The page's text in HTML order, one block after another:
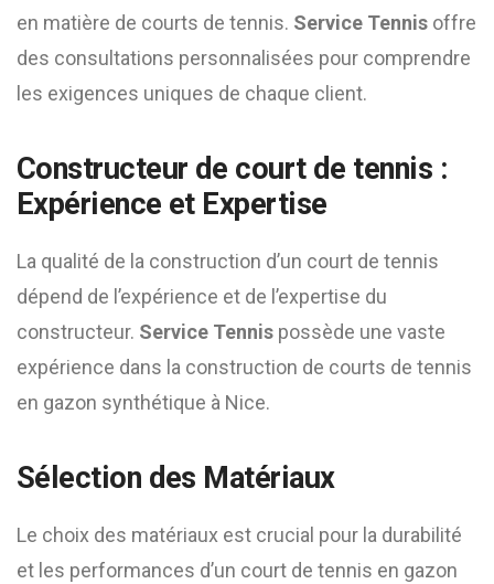
en matière de courts de tennis. Service Tennis offre
des consultations personnalisées pour comprendre
les exigences uniques de chaque client.
Constructeur de court de tennis :
Expérience et Expertise
La qualité de la construction d’un court de tennis
dépend de l’expérience et de l’expertise du
constructeur. Service Tennis possède une vaste
expérience dans la construction de courts de tennis
en gazon synthétique à Nice.
Sélection des Matériaux
Le choix des matériaux est crucial pour la durabilité
et les performances d’un court de tennis en gazon